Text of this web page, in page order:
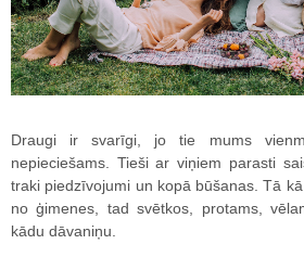
Draugi ir svarīgi, jo tie mums
nepieciešams. Tieši ar viņiem parasti
traki piedzīvojumi un kopā būšanas. Tā
no ģimenes, tad svētkos, protams,
kādu dāvaniņu.